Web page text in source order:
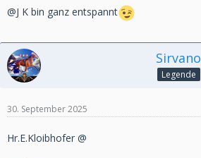
@J K bin ganz entspannt
Sirvano
Legende
30. September 2025
Hr.E.Kloibhofer @